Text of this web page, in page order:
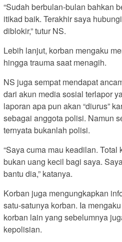
“Sudah berbulan-bulan bahkan
itikad baik. Terakhir saya
diblokir,” tutur NS.
Lebih lanjut, korban mengaku
hingga trauma saat menagih.
NS juga sempat mendapat
dari akun media sosial terlapor
laporan apa pun akan “diurus”
sebagai anggota polisi. Namun
ternyata bukanlah polisi.
“Saya cuma mau keadilan.
bukan uang kecil bagi saya.
bantu dia,” katanya.
Korban juga mengungkapkan
satu-satunya korban. Ia
korban lain yang sebelumnya
kepolisian.